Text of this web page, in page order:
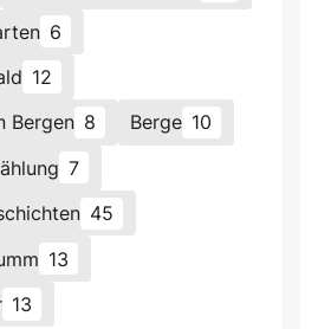
6
12
Bergen 8 Berge 10
7
45
13
13